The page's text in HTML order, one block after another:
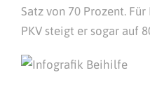
Satz von 70 Prozent.
PKV steigt er sogar auf